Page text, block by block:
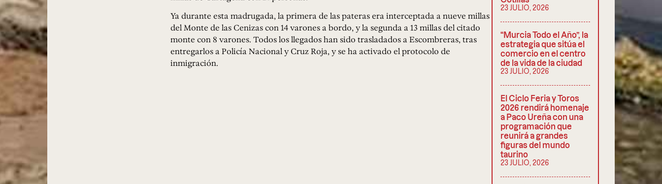
Ya durante esta madrugada, la primera de las pateras era interceptada a nueve millas
del Monte de las Cenizas con 14 varones a bordo, y la segunda a 13 millas del citado
monte con 8 varones. Todos los llegados han sido trasladados a Escombreras, tras
entregarlos a Policía Nacional y Cruz Roja, y se ha activado el protocolo de
inmigración.
23 JULIO, 2026
“Murcia Todo el Año”, la
estrategia que sitúa el
comercio en el centro
de la vida de la ciudad
23 JULIO, 2026
El Ciclo Feria y Toros
2026 rendirá homenaje
a Paco Ureña con una
programación que
reunirá a grandes
figuras del mundo
taurino
23 JULIO, 2026